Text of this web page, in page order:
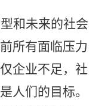
和未来的社会
所有面临压力
企业不足，社
人们的目标。